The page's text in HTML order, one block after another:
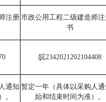
注册 市政公用工程二级建造师
书
皖2342021202104408
通知
。
暂定一年（具体以采购人
始和结束时间为准）。